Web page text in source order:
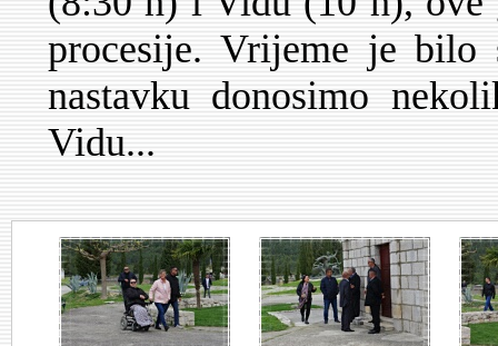
procesije. Vrijeme je bilo
nastavku donosimo
Vidu...